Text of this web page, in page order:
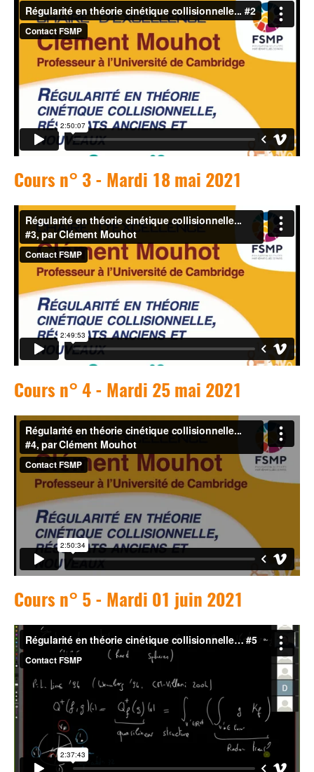
Cours n° 3 - Mardi 18 mai 2021
Cours n° 4 - Mardi 25 mai 2021
Cours n° 5 - Mardi 01 juin 2021